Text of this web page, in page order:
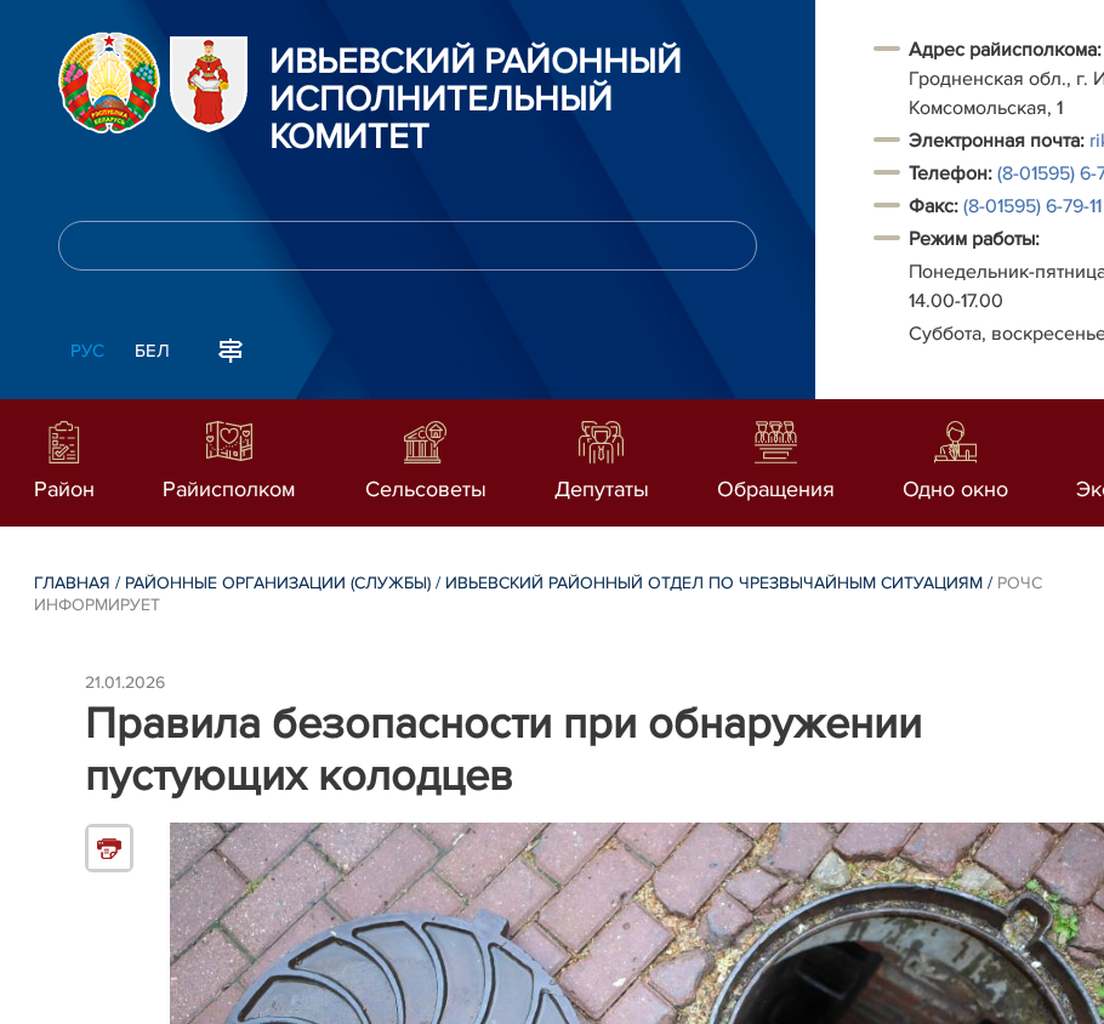
ИВЬЕВСКИЙ РАЙОННЫЙ
ИСПОЛНИТЕЛЬНЫЙ
КОМИТЕТ
РУС БЕЛ
Адрес райисполкома:
Гродненская обл., г.
Комсомольская, 1
Электронная почта:
Телефон: (8-01595) 6-
Факс: (8-01595) 6-79-11
Режим работы:
Понедельник-
14.00-17.00
Суббота,
Район Райисполком Сельсоветы Депутаты Обращения Одно окно
ГЛАВНАЯ / РАЙОННЫЕ ОРГАНИЗАЦИИ (СЛУЖБЫ) / ИВЬЕВСКИЙ РАЙОННЫЙ ОТДЕЛ ПО ЧРЕЗВЫЧАЙНЫМ СИТУАЦИЯМ / РОЧС
ИНФОРМИРУЕТ
21.01.2026
Правила безопасности при обнаружении
пустующих колодцев